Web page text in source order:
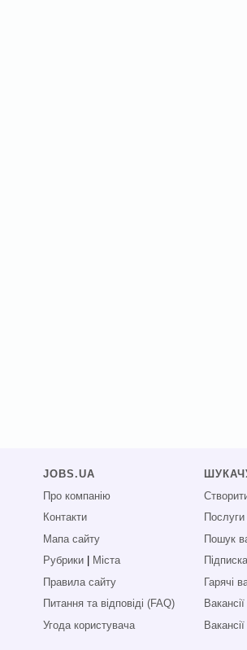
JOBS.UA
Про компанію
Контакти
Мапа сайту
Рубрики
Міста
Правила сайту
Питання та відповіді (FAQ)
Угода користувача
Пошук
Гарячі